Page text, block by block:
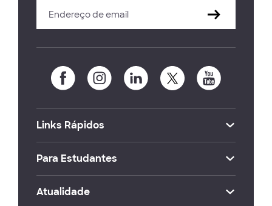
Links Rápidos
Para Estudantes
Atualidade